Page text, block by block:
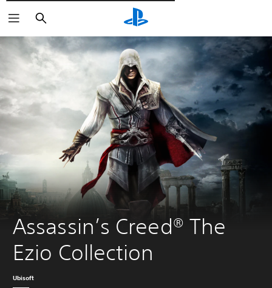
Wyszukaj
Assassin’s Creed® The
Ezio Collection
Ubisoft